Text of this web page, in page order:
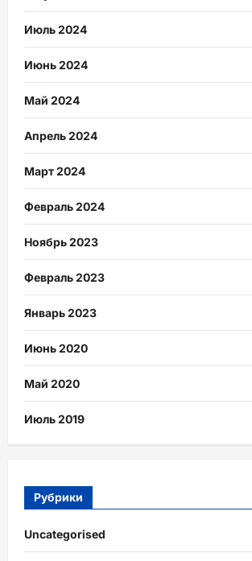
Июль 2024
Июнь 2024
Май 2024
Апрель 2024
Март 2024
Февраль 2024
Ноябрь 2023
Февраль 2023
Январь 2023
Июнь 2020
Май 2020
Июль 2019
Рубрики
Uncategorised